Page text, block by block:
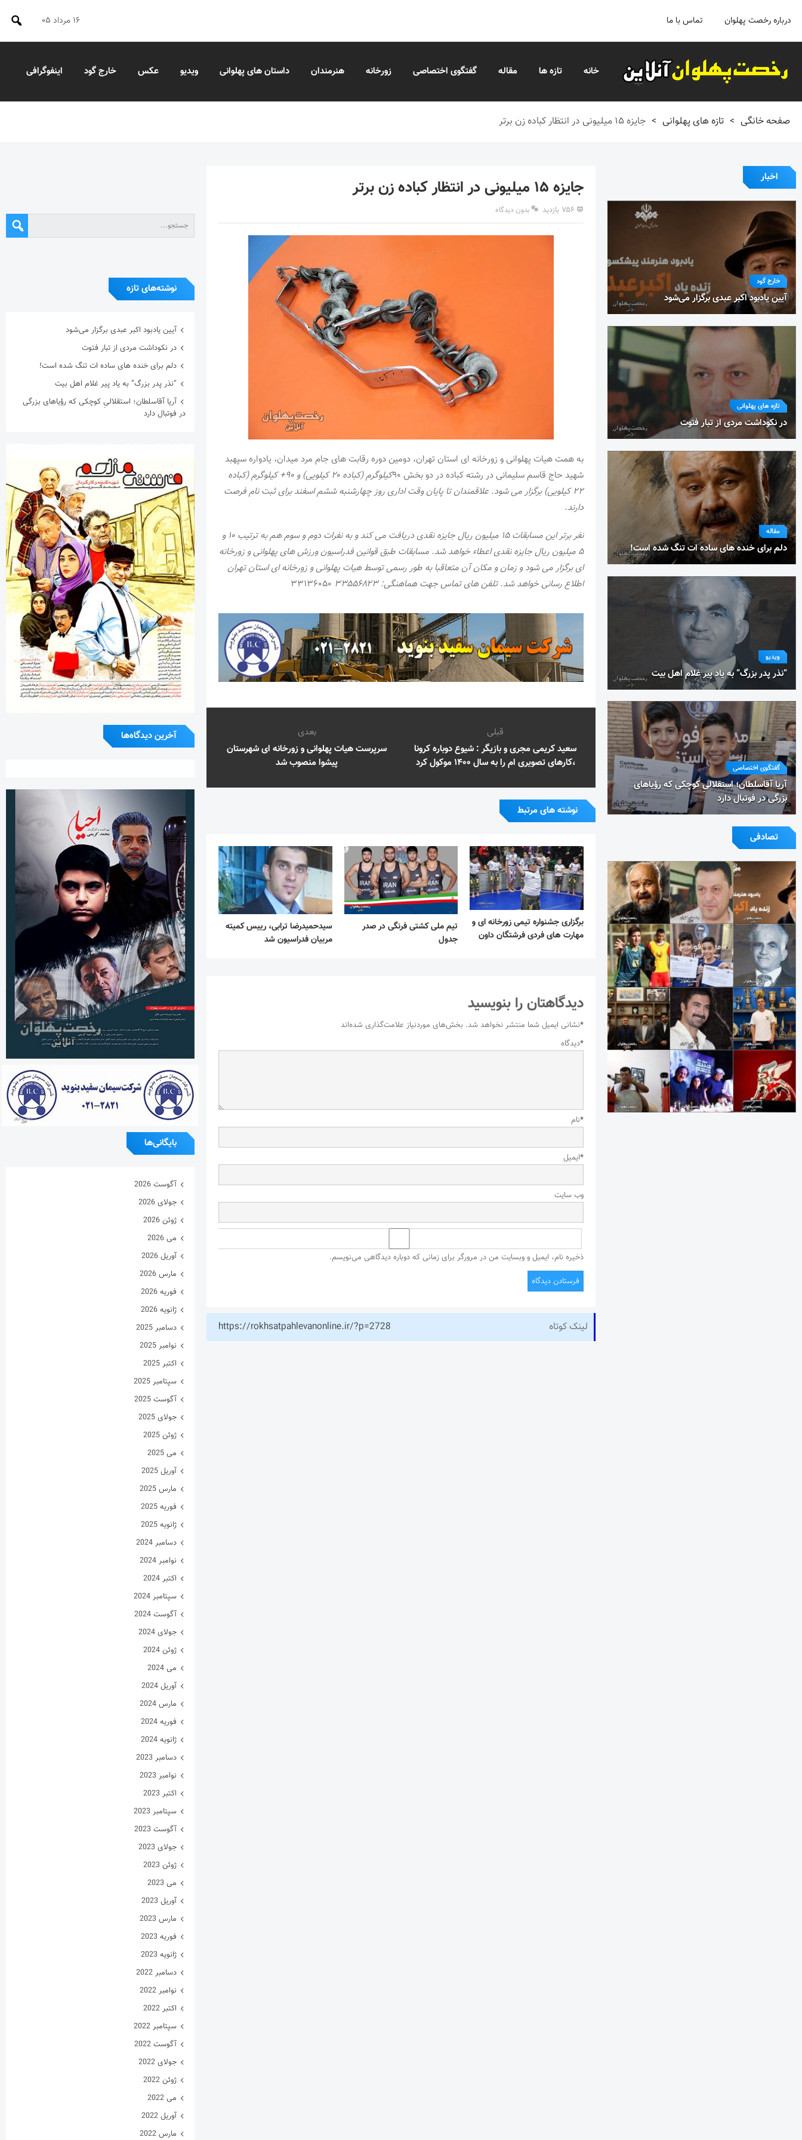
درباره رخصت پهلوان تماس با ما ۱۶ مرداد ۰۵
خانه تازه ها مقاله گفتگوی اختصاصی زورخانه هنرمندان داستان های پهلوانی ویدیو عکس خارج گود اینفوگرافی
صفحه خانگی > تازه های پهلوانی > جایزه ۱۵ میلیونی در انتظار کباده زن برتر
اخبار
خارج گود
آیین یادبود اکبر عبدی برگزار می‌شود
تازه های پهلوانی
در نکوداشت مردی از تبار فتوت
مقاله
دلم برای خنده های ساده ات تنگ شده است!
ویدیو
“نذر پدر بزرگ” به یاد پیر غلام اهل بیت
گفتگوی اختصاصی
آریا آقاسلطان؛ استقلالیِ کوچکی که رؤیاهای
بزرگی در فوتبال دارد
تصادفی
جایزه ۱۵ میلیونی در انتظار کباده زن برتر
۷۵۶ بازدید بدون دیدگاه
به همت هیات پهلوانی و زورخانه ای استان تهران، دومین دوره رقابت های جام مرد میدان، یادواره سپهبد
شهید حاج قاسم سلیمانی در رشته کباده در دو بخش ۹۰
کیلوگرم (کباده ۲۰ کیلویی) و ۹۰+ کیلوگرم (کباده
۲۲ کیلویی) برگزار می شود. علاقمندان تا پایان وقت اداری روز چهارشنبه ششم اسفند برای ثبت نام فرصت
دارند.
نفر برتر این مسابقات ۱۵ میلیون ریال جایزه نقدی دریافت می کند و به نفرات دوم و سوم هم به ترتیب ۱۰ و
۵ میلیون ریال جایزه نقدی اعطاء خواهد شد. مسابقات طبق قوانین فدراسیون ورزش های پهلوانی و زورخانه
ای برگزار می شود و زمان و مکان آن متعاقبا به طور رسمی توسط هیات پهلوانی و زورخانه ای استان تهران
اطلاع رسانی خواهد شد. تلفن های تماس جهت هماهنگی: ۳۳۵۵۶۸۲۳
قبلی
سعید کریمی مجری و بازیگر : شیوع دوباره کرونا
،کارهای تصویری ام را به سال ۱۴۰۰ موکول کرد
بعدی
سرپرست هیات پهلوانی و زورخانه ای شهرستان
پیشوا منصوب شد
نوشته های مرتبط
برگزاری جشنواره تیمی زورخانه ای و
مهارت های فردی فرشتگان داون
تیم ملی کشتی فرنگی در صدر
جدول
سیدحمیدرضا ترابی، رییس کمیته
مربیان فدراسیون شد
دیدگاهتان را بنویسید
نشانی ایمیل شما منتشر نخواهد شد. بخش‌های موردنیاز علامت‌گذاری شده‌اند
*
دیدگاه*
نام*
ایمیل*
وب‌ سایت
ذخیره نام، ایمیل و وبسایت من در مرورگر برای زمانی که دوباره دیدگاهی می‌نویسم.
لینک کوتاه https://rokhsatpahlevanonline.ir/?p=2728
نوشته‌های تازه
آیین یادبود اکبر عبدی برگزار می‌شود
در نکوداشت مردی از تبار فتوت
دلم برای خنده های ساده ات تنگ شده است!
“نذر پدر بزرگ” به یاد پیر غلام اهل بیت
آریا آقاسلطان؛ استقلالیِ کوچکی که رؤیاهای بزرگی
در فوتبال دارد
آخرین دیدگاه‌ها
بایگانی‌ها
آگوست 2026
جولای 2026
ژوئن 2026
می 2026
آوریل 2026
مارس 2026
فوریه 2026
ژانویه 2026
دسامبر 2025
نوامبر 2025
اکتبر 2025
سپتامبر 2025
آگوست 2025
جولای 2025
ژوئن 2025
می 2025
آوریل 2025
مارس 2025
فوریه 2025
ژانویه 2025
دسامبر 2024
نوامبر 2024
اکتبر 2024
سپتامبر 2024
آگوست 2024
جولای 2024
ژوئن 2024
می 2024
آوریل 2024
مارس 2024
فوریه 2024
ژانویه 2024
دسامبر 2023
نوامبر 2023
اکتبر 2023
سپتامبر 2023
آگوست 2023
جولای 2023
ژوئن 2023
می 2023
آوریل 2023
مارس 2023
فوریه 2023
ژانویه 2023
دسامبر 2022
نوامبر 2022
اکتبر 2022
سپتامبر 2022
آگوست 2022
جولای 2022
ژوئن 2022
می 2022
آوریل 2022
مارس 2022